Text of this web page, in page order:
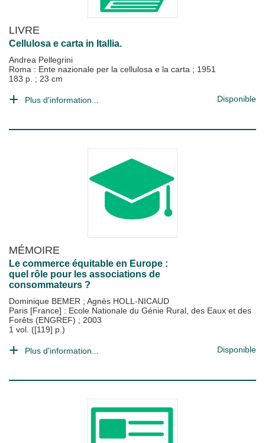
LIVRE
Cellulosa e carta in Itallia.
Andrea Pellegrini
Roma : Ente nazionale per la cellulosa e la carta ; 1951
183 p. ; 23 cm
Plus d'information... Disponible
MÉMOIRE
Le commerce équitable en Europe :
quel rôle pour les associations de
consommateurs ?
Dominique BEMER ; Agnès HOLL-NICAUD
Paris [France] : Ecole Nationale du Génie Rural, des Eaux et des
Forêts (ENGREF) ; 2003
1 vol. ([119] p.)
Plus d'information... Disponible